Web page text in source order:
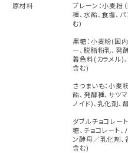
原材料
プレーン：小麦粉
種、水飴、食塩、
む)
黒糖：小麦粉(国
ー､脱脂粉乳､発
着色料(カラメル)
含む)
さつまいも：小
飴､発酵種､サツ
ノイド)､乳化剤､
ダブルチョコレー
糖、チョコレート
ン酵母／乳化剤、
含む)